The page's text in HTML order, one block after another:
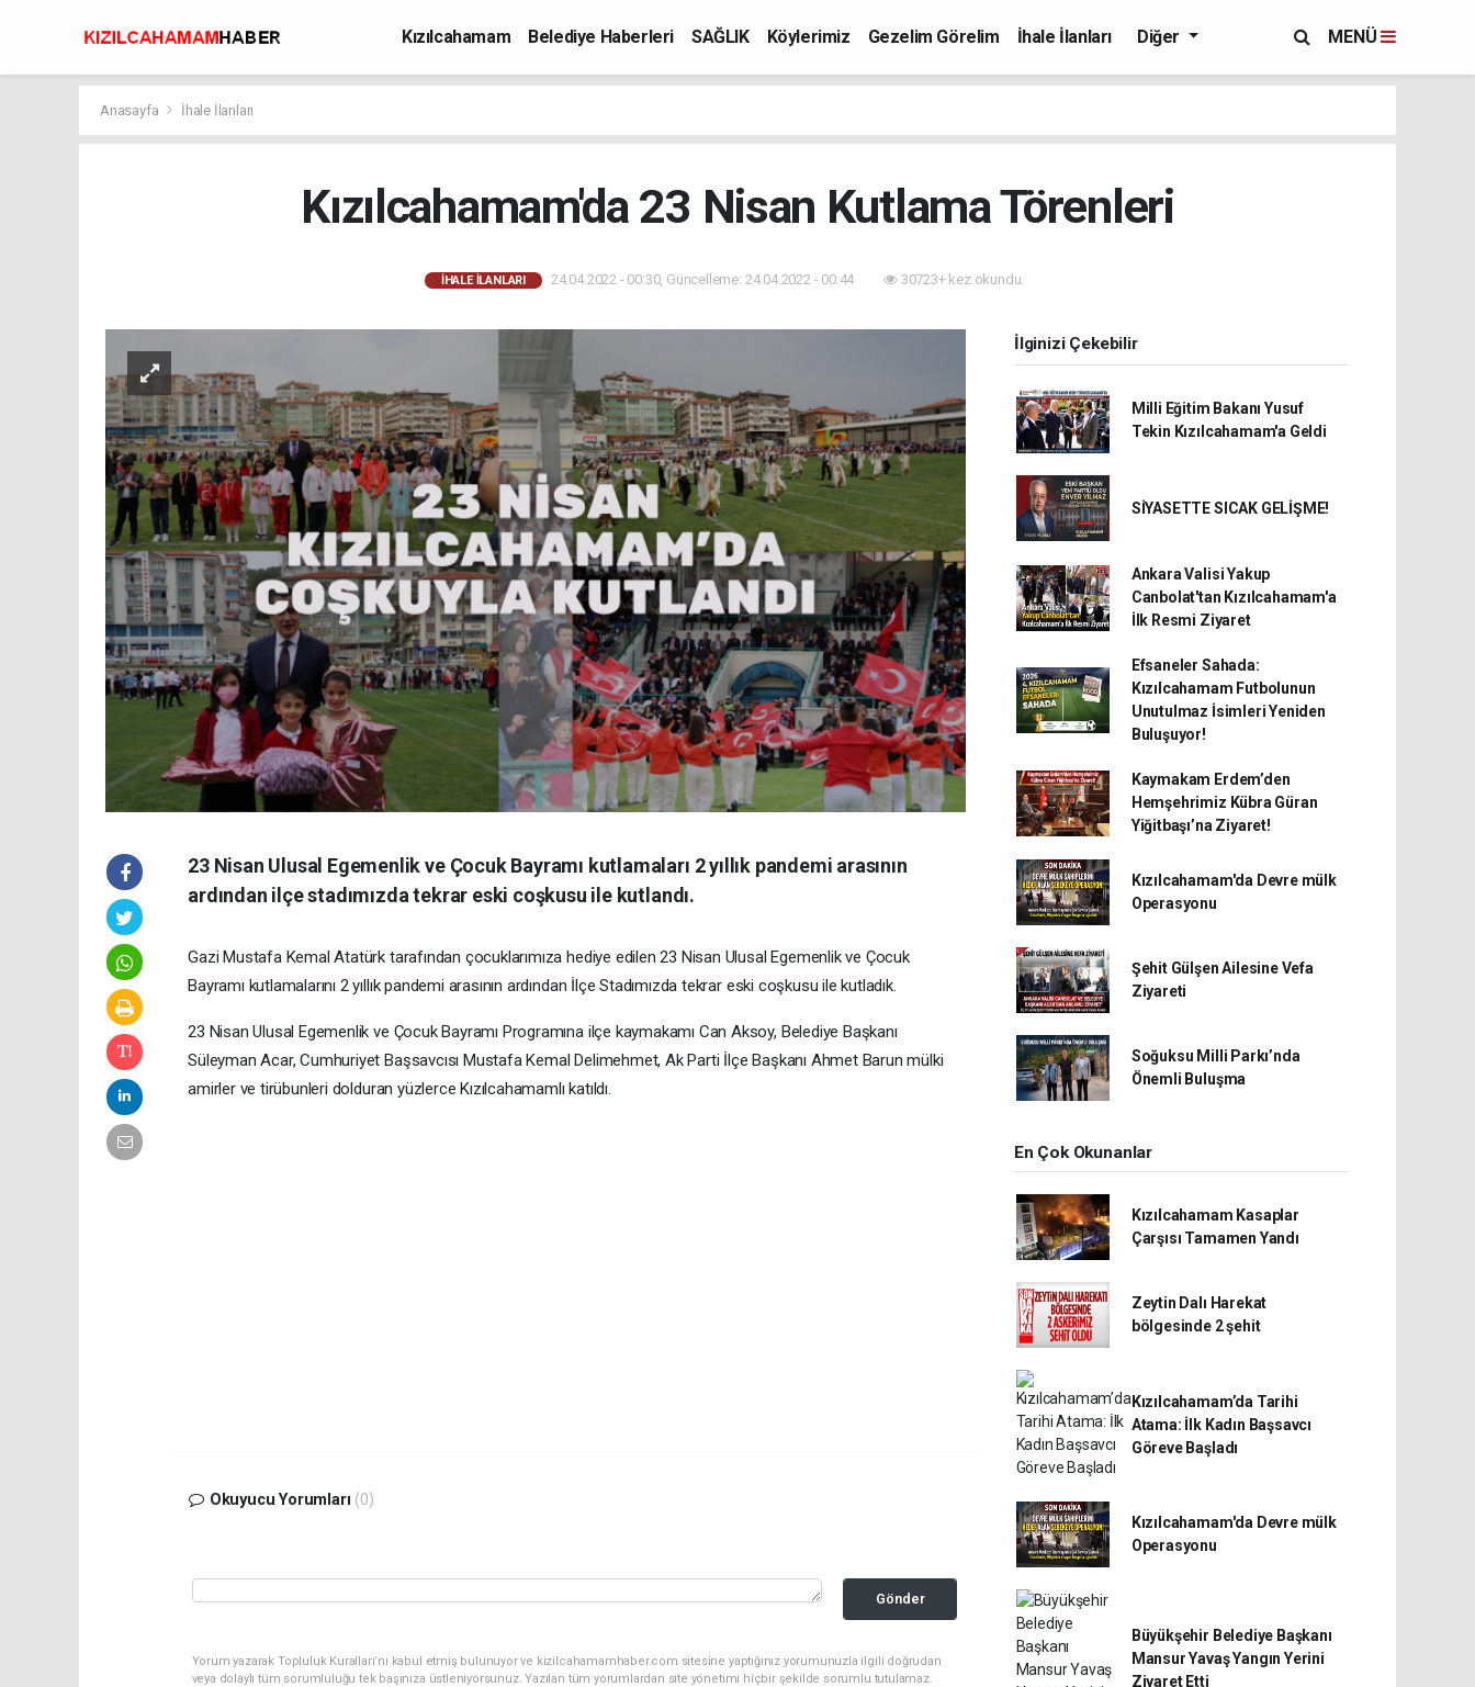
Kızılcahamam Belediye Haberleri SAĞLIK Köylerimiz Gezelim Görelim
İhale İlanları
Diğer MENÜ
Anasayfa İhale İlanları
Kızılcahamam'da 23 Nisan Kutlama Törenleri
İHALE İLANLARI 24.04.2022 - 00:30, Güncelleme: 24.04.2022 - 00:44 30723+ kez okundu.
23 Nisan Ulusal Egemenlik ve Çocuk Bayramı kutlamaları 2 yıllık pandemi arasının
ardından ilçe stadımızda tekrar eski coşkusu ile kutlandı.
Gazi Mustafa Kemal Atatürk tarafından çocuklarımıza hediye edilen 23 Nisan Ulusal Egemenlik ve Çocuk
Bayramı kutlamalarını 2 yıllık pandemi arasının ardından İlçe Stadımızda tekrar eski coşkusu ile kutladık.
23 Nisan Ulusal Egemenlik ve Çocuk Bayramı Programına ilçe kaymakamı Can Aksoy, Belediye Başkanı
Süleyman Acar, Cumhuriyet Başsavcısı Mustafa Kemal Delimehmet, Ak Parti İlçe Başkanı Ahmet Barun mülki
amirler ve tirübunleri dolduran yüzlerce Kızılcahamamlı katıldı.
Okuyucu Yorumları (0)
Gönder
Yorum yazarak Topluluk Kuralları’nı kabul etmiş bulunuyor ve kizilcahamamhaber.com sitesine yaptığınız yorumunuzla ilgili doğrudan
veya dolaylı tüm sorumluluğu tek başınıza üstleniyorsunuz. Yazılan tüm yorumlardan site yönetimi hiçbir şekilde sorumlu tutulamaz.
İlginizi Çekebilir
Milli Eğitim Bakanı Yusuf
Tekin Kızılcahamam'a Geldi
SİYASETTE SICAK GELİŞME!
Ankara Valisi Yakup
Canbolat'tan Kızılcahamam'a
İlk Resmi Ziyaret
Efsaneler Sahada:
Kızılcahamam Futbolunun
Unutulmaz İsimleri Yeniden
Buluşuyor!
Kaymakam Erdem’den
Hemşehrimiz Kübra Güran
Yiğitbaşı’na Ziyaret!
Kızılcahamam'da Devre mülk
Operasyonu
Şehit Gülşen Ailesine Vefa
Ziyareti
Soğuksu Milli Parkı’nda
Önemli Buluşma
En Çok Okunanlar
Kızılcahamam Kasaplar
Çarşısı Tamamen Yandı
Zeytin Dalı Harekat
bölgesinde 2 şehit
Kızılcahamam’da Tarihi
Atama: İlk Kadın Başsavcı
Göreve Başladı
Kızılcahamam'da Devre mülk
Operasyonu
Büyükşehir Belediye Başkanı
Mansur Yavaş Yangın Yerini
Ziyaret Etti